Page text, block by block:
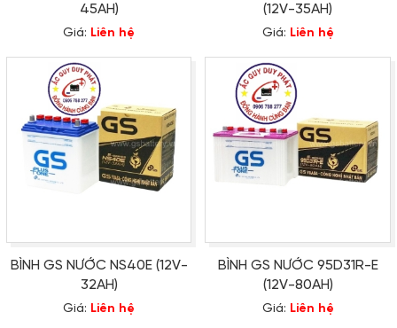
45AH)
Giá: Liên hệ
(12V-35AH)
Giá: Liên hệ
BÌNH GS NƯỚC NS40E (12V-
32AH)
Giá: Liên hệ
BÌNH GS NƯỚC 95D31R-E
(12V-80AH)
Giá: Liên hệ